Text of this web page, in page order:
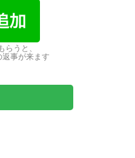
うと、
事が来ます